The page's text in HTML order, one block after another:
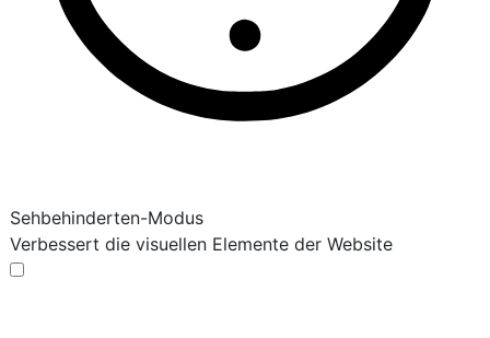
Sehbehinderten-Modus
Verbessert die visuellen Elemente der Website